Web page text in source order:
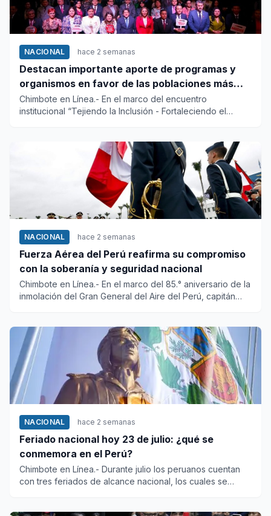
NACIONAL hace 2 semanas
Destacan importante aporte de programas y
organismos en favor de las poblaciones más
vulnerables del país
Chimbote en Línea.- En el marco del encuentro
institucional “Tejiendo la Inclusión - Fortaleciendo el
NACIONAL hace 2 semanas
Fuerza Aérea del Perú reafirma su compromiso
con la soberanía y seguridad nacional
Chimbote en Línea.- En el marco del 85.° aniversario de la
inmolación del Gran General del Aire del Perú, capitán
NACIONAL hace 2 semanas
Feriado nacional hoy 23 de julio: ¿qué se
conmemora en el Perú?
Chimbote en Línea.- Durante julio los peruanos cuentan
con tres feriados de alcance nacional, los cuales se